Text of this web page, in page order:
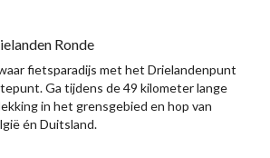
Ronde
fietsparadijs met het Drielandenpunt
Ga tijdens de 49 kilometer lange
in het grensgebied en hop van
én Duitsland.